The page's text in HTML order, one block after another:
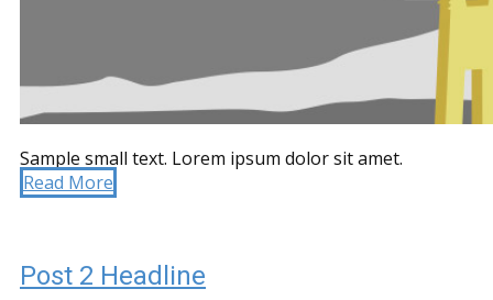
Sample small text. Lorem ipsum dolor sit amet.
Read More
Post 2 Headline